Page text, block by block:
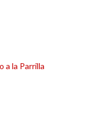
a la Parrilla